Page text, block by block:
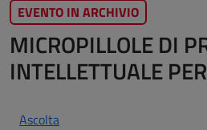
EVENTO IN ARCHIVIO
MICROPILLOLE DI
INTELLETTUALE
Ascolta